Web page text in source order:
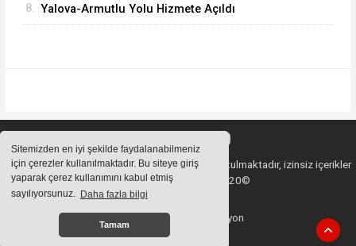
Sitemizden en iyi şekilde faydalanabilmeniz
için çerezler kullanılmaktadır. Bu siteye giriş
yaparak çerez kullanımını kabul etmiş
sayılıyorsunuz. Daha fazla bilgi
Tamam
8. Yalova-Armutlu Yolu Hizmete Açıldı
Sitemizde bulunan içeriklerin tüm hakları saklı tutulmaktadır, izinsiz içerikler
kullanılamaz. Copyright 2020©
Haber Yazılımı:
Web Aksiyon
haber yazılımı
haber scripti haber script